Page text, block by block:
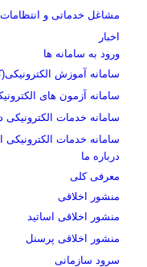
مشاغل خدماتی و انتظامات
اخبار
ورود به سامانه ها
سامانه آموزش
سامانه آزمون های
سامانه خدمات
سامانه خدمات الکترونیکی
درباره ما
معرفی کلی
منشور اخلاقی
منشور اخلاقی اساتید
منشور اخلاقی پرسنل
سرود سازمانی